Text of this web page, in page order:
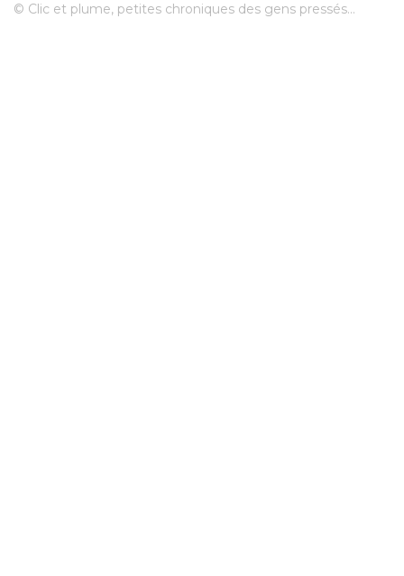
© Clic et plume, petites chroniques des gens pressés...